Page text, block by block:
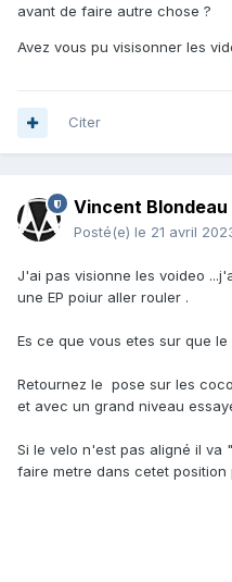
avant de faire autre chose ?
Avez vous pu visisonner les
Citer
Vincent Blondeau
Posté(e) le 21 avril
J'ai pas visionne les voideo
une EP poiur aller rouler .
Es ce que vous etes sur que
Retournez le pose sur les
et avec un grand niveau
Si le velo n'est pas aligné il
faire metre dans cetet